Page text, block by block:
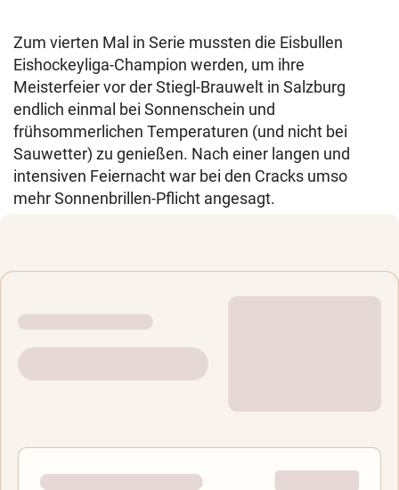
Zum vierten Mal in Serie mussten die Eisbullen
Eishockeyliga-Champion werden, um ihre
Meisterfeier vor der Stiegl-Brauwelt in Salzburg
endlich einmal bei Sonnenschein und
frühsommerlichen Temperaturen (und nicht bei
Sauwetter) zu genießen. Nach einer langen und
intensiven Feiernacht war bei den Cracks umso
mehr Sonnenbrillen-Pflicht angesagt.